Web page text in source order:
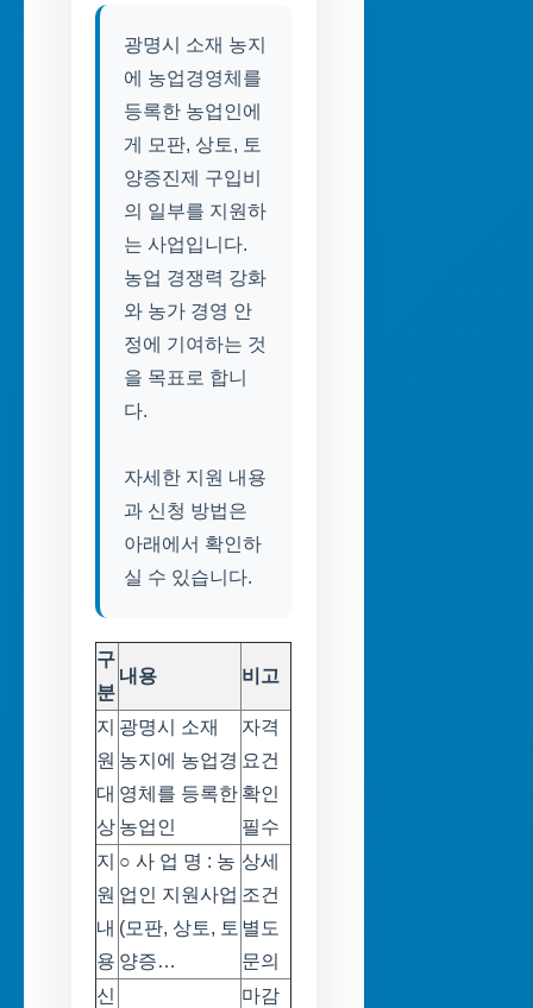
광명시 소재 농지
에 농업경영체를
등록한 농업인에
게 모판, 상토, 토
양증진제 구입비
의 일부를 지원하
는 사업입니다.
농업 경쟁력 강화
와 농가 경영 안
정에 기여하는 것
을 목표로 합니
다.
자세한 지원 내용
과 신청 방법은
아래에서 확인하
실 수 있습니다.
구
분
내용 비고
지
원
대
상
광명시 소재
농지에 농업경
영체를 등록한
농업인
자격
요건
확인
필수
지
원
내
용
○ 사 업 명 : 농
업인 지원사업
(모판, 상토, 토
양증…
상세
조건
별도
문의
신
마감